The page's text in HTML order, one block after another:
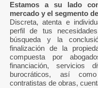
Estamos a su lado
mercado y el segmento
Discreta, atenta e
perfil de tus
búsqueda y la
finalización de la
compuesta por
financiación, servicios
burocráticos, así
contratistas de obras,